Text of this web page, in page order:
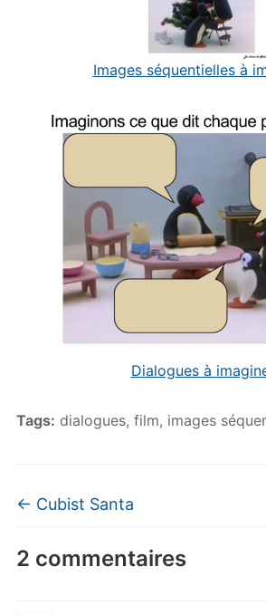
Images séquentielles à
Dialogues à
Tags: dialogues, film, images
← Cubist Santa
2 commentaires